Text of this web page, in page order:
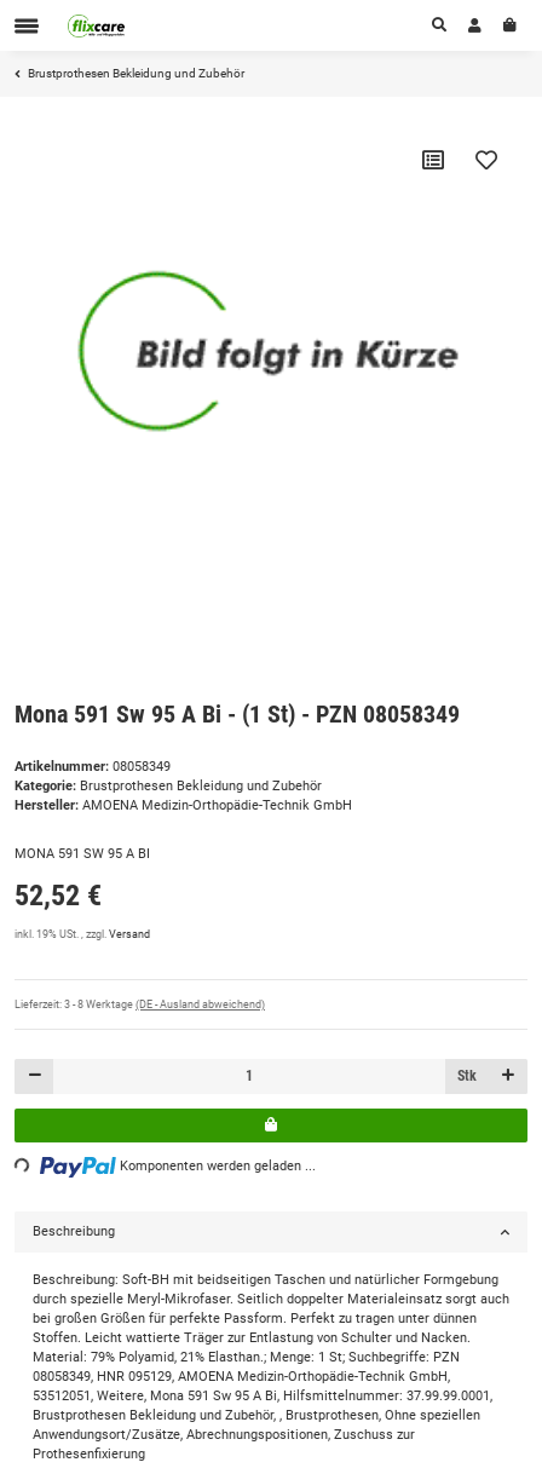
Brustprothesen Bekleidung und Zubehör
Mona 591 Sw 95 A Bi - (1 St) - PZN 08058349
Artikelnummer: 08058349
Kategorie: Brustprothesen Bekleidung und Zubehör
Hersteller: AMOENA Medizin-Orthopädie-Technik GmbH
MONA 591 SW 95 A BI
52,52 €
inkl. 19% USt. , zzgl. Versand
Lieferzeit: 3 - 8 Werktage (DE - Ausland abweichend)
Stk
Komponenten werden geladen ...
Beschreibung
Beschreibung: Soft-BH mit beidseitigen Taschen und natürlicher Formgebung
durch spezielle Meryl-Mikrofaser. Seitlich doppelter Materialeinsatz sorgt auch
bei großen Größen für perfekte Passform. Perfekt zu tragen unter dünnen
Stoffen. Leicht wattierte Träger zur Entlastung von Schulter und Nacken.
Material: 79% Polyamid, 21% Elasthan.; Menge: 1 St; Suchbegriffe: PZN
08058349, HNR 095129, AMOENA Medizin-Orthopädie-Technik GmbH,
53512051, Weitere, Mona 591 Sw 95 A Bi, Hilfsmittelnummer: 37.99.99.0001,
Brustprothesen Bekleidung und Zubehör, , Brustprothesen, Ohne speziellen
Anwendungsort/Zusätze, Abrechnungspositionen, Zuschuss zur
Prothesenfixierung